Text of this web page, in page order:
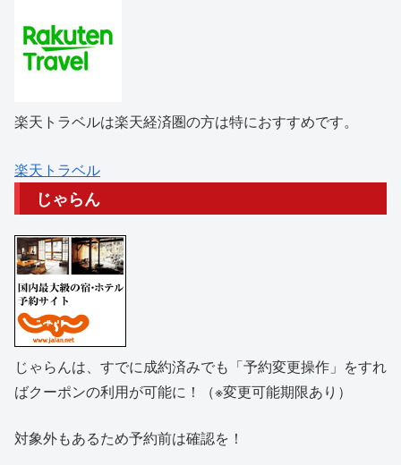
楽天トラベルは楽天経済圏の方は特におすすめです。
楽天トラベル
じゃらん
じゃらんは、すでに成約済みでも「予約変更操作」をすれ
ばクーポンの利用が可能に！（※変更可能期限あり）
対象外もあるため予約前は確認を！